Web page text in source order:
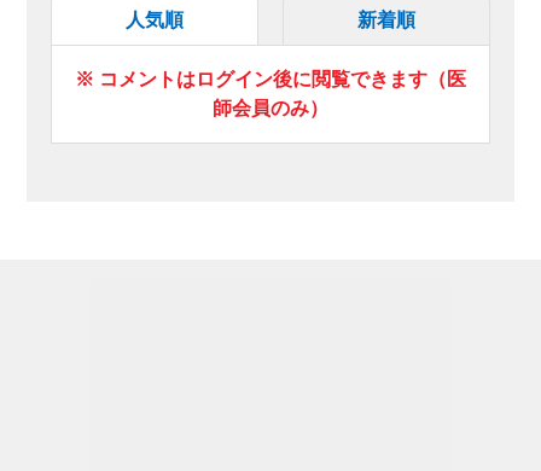
人気順 新着順
※ コメントはログイン後に閲覧できます（医
師会員のみ）